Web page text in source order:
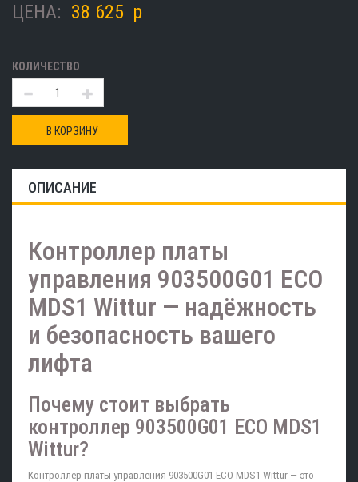
ЦЕНА: 38 625 p
КОЛИЧЕСТВО
В КОРЗИНУ
ОПИСАНИЕ
Контроллер платы
управления 903500G01 ECO
MDS1 Wittur — надёжность
и безопасность вашего
лифта
Почему стоит выбрать
контроллер 903500G01 ECO MDS1
Wittur?
Контроллер платы управления 903500G01 ECO MDS1 Wittur — это